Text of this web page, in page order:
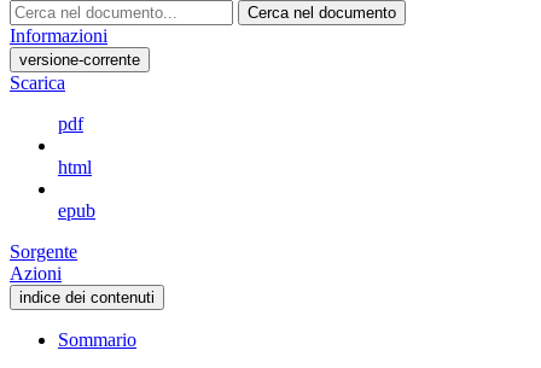
Cerca nel documento
Informazioni
versione-corrente
Scarica
pdf
html
epub
Sorgente
Azioni
indice dei contenuti
Sommario